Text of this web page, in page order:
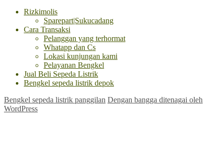
Rizkimolis
Sparepart|Sukucadang
Cara Transaksi
Pelanggan yang terhormat
Whatapp dan Cs
Lokasi kunjungan kami
Pelayanan Bengkel
Jual Beli Sepeda Listrik
Bengkel sepeda listrik depok
Bengkel sepeda listrik panggilan Dengan bangga ditenagai oleh
WordPress